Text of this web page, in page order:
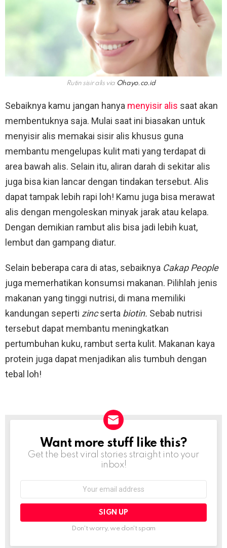
Rutin sisir alis via Ohayo.co.id
Sebaiknya kamu jangan hanya menyisir alis saat akan
membentuknya saja. Mulai saat ini biasakan untuk
menyisir alis memakai sisir alis khusus guna
membantu mengelupas kulit mati yang terdapat di
area bawah alis. Selain itu, aliran darah di sekitar alis
juga bisa kian lancar dengan tindakan tersebut. Alis
dapat tampak lebih rapi loh! Kamu juga bisa merawat
alis dengan mengoleskan minyak jarak atau kelapa.
Dengan demikian rambut alis bisa jadi lebih kuat,
lembut dan gampang diatur.
Selain beberapa cara di atas, sebaiknya Cakap People
juga memerhatikan konsumsi makanan. Pilihlah jenis
makanan yang tinggi nutrisi, di mana memiliki
kandungan seperti zincserta biotin. Sebab nutrisi
tersebut dapat membantu meningkatkan
pertumbuhan kuku, rambut serta kulit. Makanan kaya
protein juga dapat menjadikan alis tumbuh dengan
tebal loh!
NEWSLETTER
Want more stuff like this?
Get the best viral stories straight into your
inbox!
Don't worry, we don't spam